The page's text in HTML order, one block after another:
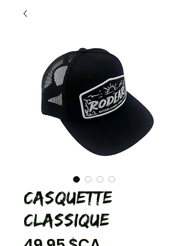
Casquette
Classique